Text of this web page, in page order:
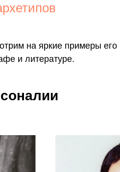
на яркие примеры его
и литературе.